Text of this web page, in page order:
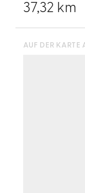
37,32 km
AUF DER KARTE